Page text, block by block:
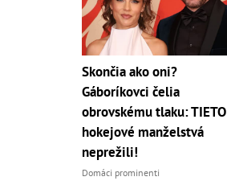
Skončia ako oni?
Gáboríkovci čelia
obrovskému tlaku: TIETO
hokejové manželstvá
neprežili!
Domáci prominenti